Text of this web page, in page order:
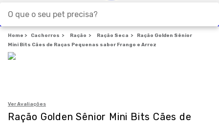
Cachorros Ração Ração Seca
Ração Golden Sênior
Mini Bits Cães de Raças Pequenas sabor Frango e Arroz
Ver Avaliações
Ração Golden Sênior Mini Bits Cães de
TERMOS MAIS BUSCADOS
5 º
formula natural